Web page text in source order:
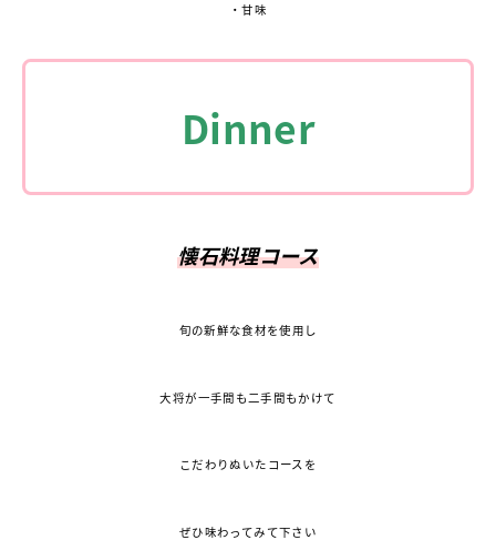
・甘味
Dinner
懐石料理コース
旬の新鮮な食材を使用し
大将が一手間も二手間もかけて
こだわりぬいたコースを
ぜひ味わってみて下さい